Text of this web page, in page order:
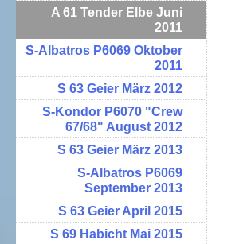
A 61 Tender Elbe Juni
2011
S-Albatros P6069 Oktober
2011
S 63 Geier März 2012
S-Kondor P6070 "Crew
67/68" August 2012
S 63 Geier März 2013
S-Albatros P6069
September 2013
S 63 Geier April 2015
S 69 Habicht Mai 2015